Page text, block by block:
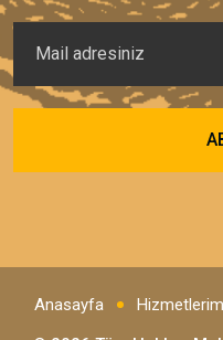
Anasayfa